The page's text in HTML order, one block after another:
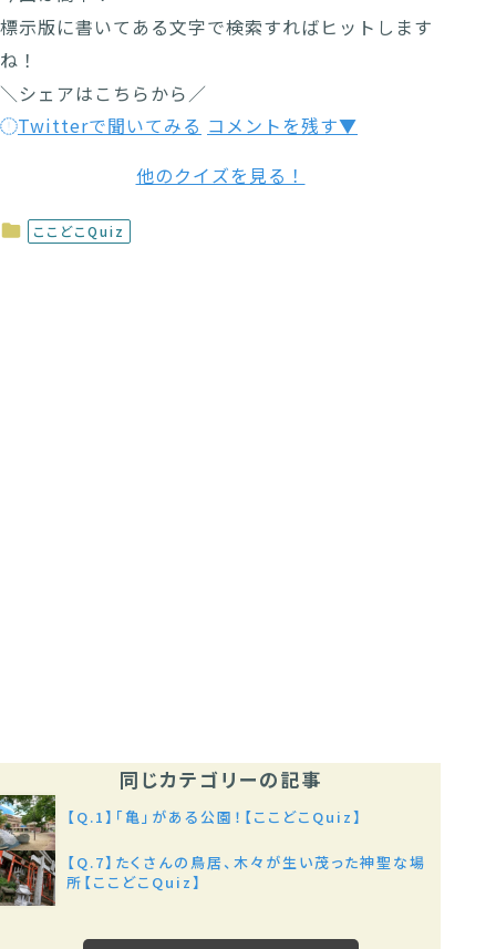
標示版に書いてある文字で検索すればヒットします
ね！
＼シェアはこちらから／
Twitterで聞いてみる コメントを残す▼
他のクイズを見る！
ここどこQuiz
同じカテゴリーの記事
【Q.1】「亀」がある公園！【ここどこQuiz】
【Q.7】たくさんの鳥居、木々が生い茂った神聖な場
所【ここどこQuiz】